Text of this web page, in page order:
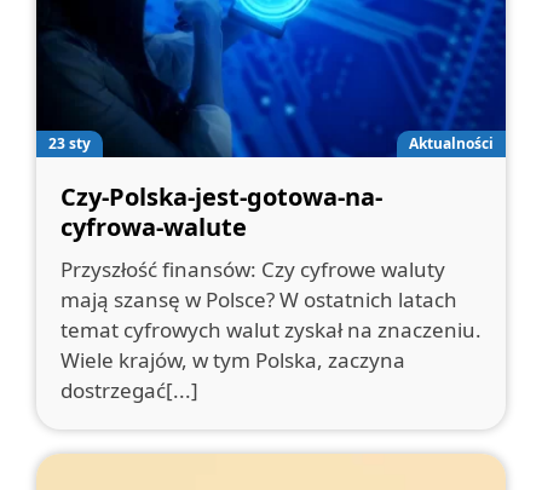
23 sty Aktualności
Czy-Polska-jest-gotowa-na-
cyfrowa-walute
Przyszłość finansów: Czy cyfrowe waluty
mają szansę w Polsce? W ostatnich latach
temat cyfrowych walut zyskał na znaczeniu.
Wiele krajów, w tym Polska, zaczyna
dostrzegać[...]